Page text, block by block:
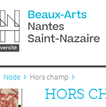
Node Hors champ
HORS